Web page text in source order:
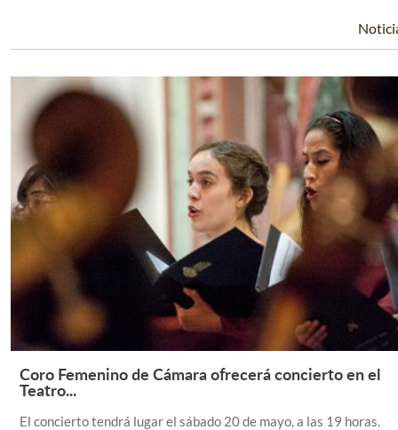
Leer Más +
Coro Femenino de Cámara ofrecerá concierto en el
Teatro...
El concierto tendrá lugar el sábado 20 de mayo, a las 19 horas.